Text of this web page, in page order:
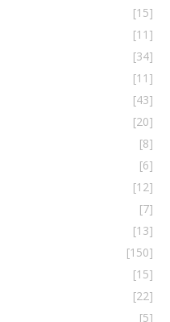
[15]
[11]
[34]
[11]
[43]
[20]
[8]
[6]
[12]
[7]
[13]
[150]
[15]
[22]
[5]